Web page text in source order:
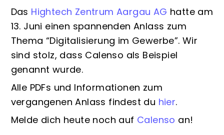
Das Hightech Zentrum Aargau AG hatte am
13. Juni einen spannenden Anlass zum
Thema “Digitalisierung im Gewerbe”. Wir
sind stolz, dass Calenso als Beispiel
genannt wurde.
Alle PDFs und Informationen zum
vergangenen Anlass findest du hier.
Melde dich heute noch auf Calenso an!